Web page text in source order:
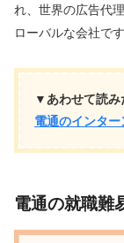
れ、世界の広告代
ローバルな会社です
▼あわせて読み
電通のインター
電通の就職難